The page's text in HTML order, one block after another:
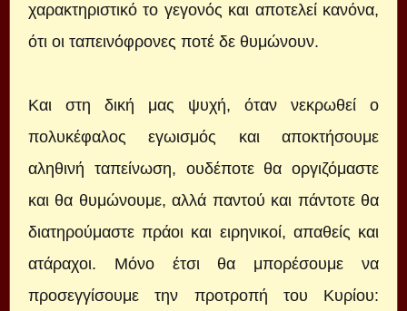
χαρακτηριστικό το γεγονός και αποτελεί κανόνα,
ότι οι ταπεινόφρονες ποτέ δε θυμώνουν.
Και στη δική μας ψυχή, όταν νεκρωθεί ο
πολυκέφαλος εγωισμός και αποκτήσουμε
αληθινή ταπείνωση, ουδέποτε θα οργιζόμαστε
και θα θυμώνουμε, αλλά παντού και πάντοτε θα
διατηρούμαστε πράοι και ειρηνικοί, απαθείς και
ατάραχοι. Μόνο έτσι θα μπορέσουμε να
προσεγγίσουμε την προτροπή του Κυρίου: